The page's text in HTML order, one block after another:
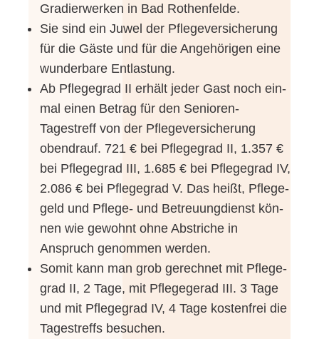
Gra­dier­wer­ken in Bad Rothenfelde.
Sie sind ein Juwel der Pfle­ge­ver­si­che­rung
für die Gäs­te und für die Ange­hö­ri­gen eine
wun­der­ba­re Entlastung.
Ab Pfle­ge­grad II erhält jeder Gast noch ein­
mal einen Betrag für den Senioren-
Tagestreff von der Pfle­ge­ver­si­che­rung
oben­drauf. 721 € bei Pfle­ge­grad II, 1.357 €
bei Pfle­ge­grad III, 1.685 € bei Pfle­ge­grad IV,
2.086 € bei Pfle­ge­grad V. Das heißt, Pfle­ge­
geld und Pflege- und Betreu­ung­dienst kön­
nen wie gewohnt ohne Abstri­che in
Anspruch genom­men werden.
Somit kann man grob gerech­net mit Pfle­ge­
grad II, 2 Tage, mit Pfle­ge­ge­rad III. 3 Tage
und mit Pfle­ge­grad IV, 4 Tage kos­ten­frei die
Tages­treffs besuchen.